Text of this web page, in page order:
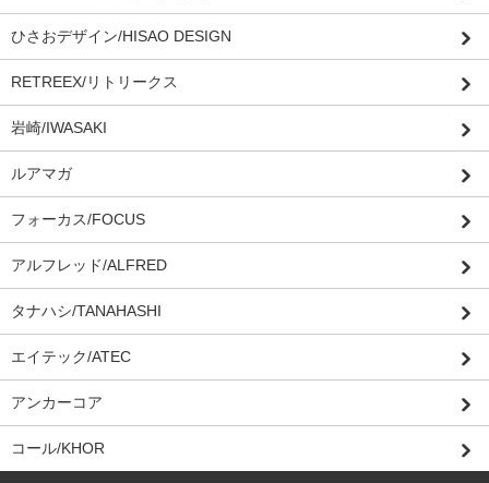
ひさおデザイン/HISAO DESIGN
RETREEX/リトリークス
岩崎/IWASAKI
ルアマガ
フォーカス/FOCUS
アルフレッド/ALFRED
タナハシ/TANAHASHI
エイテック/ATEC
アンカーコア
コール/KHOR